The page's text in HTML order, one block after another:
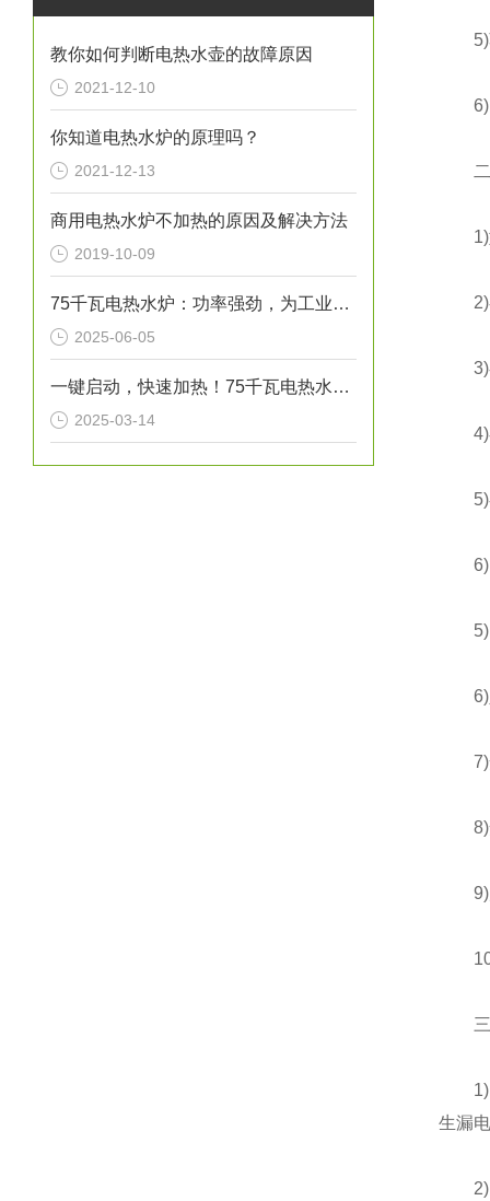
教你如何判断电热水壶的故障原因
2021-12-10
你知道电热水炉的原理吗？
2021-12-13
商用电热水炉不加热的原因及解决方法
2019-10-09
75千瓦电热水炉：功率强劲，为工业生产提供稳定热水源！
2025-06-05
一键启动，快速加热！75千瓦电热水炉打造高效热水解决方案！
2025-03-14
5)蒸
6)1
二、
1)
2)
3)额
4)额
5)额
6)出
5)
6)
7)安
8)
9)产
10)
三
1)电
生漏
2)电